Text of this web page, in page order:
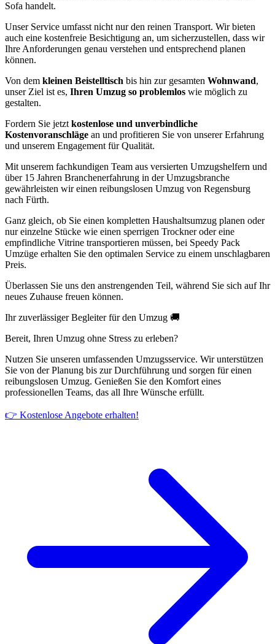
Sofa handelt.
Unser Service umfasst nicht nur den reinen Transport. Wir bieten
auch eine kostenfreie Besichtigung an, um sicherzustellen, dass wir
Ihre Anforderungen genau verstehen und entsprechend planen
können.
Von dem kleinen Beistelltisch bis hin zur gesamten Wohnwand,
unser Ziel ist es, Ihren Umzug so problemlos wie möglich zu
gestalten.
Fordern Sie jetzt kostenlose und unverbindliche
Kostenvoranschläge an und profitieren Sie von unserer Erfahrung
und unserem Engagement für Qualität.
Mit unserem fachkundigen Team aus versierten Umzugshelfern und
über 15 Jahren Branchenerfahrung in der Umzugsbranche
gewährleisten wir einen reibungslosen Umzug von Regensburg
nach Fürth.
Ganz gleich, ob Sie einen kompletten Haushaltsumzug planen oder
nur einzelne Stücke wie einen sperrigen Trockner oder eine
empfindliche Vitrine transportieren müssen, bei Speedy Pack
Umzüge erhalten Sie den optimalen Service zu einem unschlagbaren
Preis.
Überlassen Sie uns den anstrengenden Teil, während Sie sich auf Ihr
neues Zuhause freuen können.
Ihr zuverlässiger Begleiter für den Umzug 🚚
Bereit, Ihren Umzug ohne Stress zu erleben?
Nutzen Sie unseren umfassenden Umzugsservice. Wir unterstützen
Sie von der Planung bis zur Durchführung und sorgen für einen
reibungslosen Umzug. Genießen Sie den Komfort eines
professionellen Teams, das all Ihre Wünsche erfüllt.
👉 Kostenlose Angebote erhalten!